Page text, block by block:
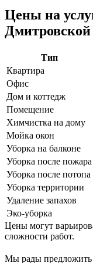
Цены на
Дмитровской
Тип
Квартира
Офис
Дом и коттедж
Помещение
Химчистка на дому
Мойка окон
Уборка на балконе
Уборка после пожара
Уборка после потопа
Уборка территории
Удаление запахов
Эко-уборка
Цены могут
сложности работ.
Мы рады